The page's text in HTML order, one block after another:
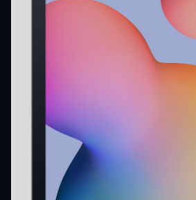
Kiegészítők
Szolgáltatások
Támogatás
Új termékek